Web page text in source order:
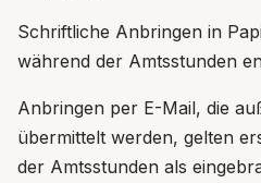
Schriftliche Anbringen in
während der Amtsstunden
Anbringen per E-Mail, die
übermittelt werden, gelten
der Amtsstunden als